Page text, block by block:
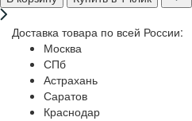
Доставка товара по всей России:
Москва
СПб
Астрахань
Саратов
Краснодар